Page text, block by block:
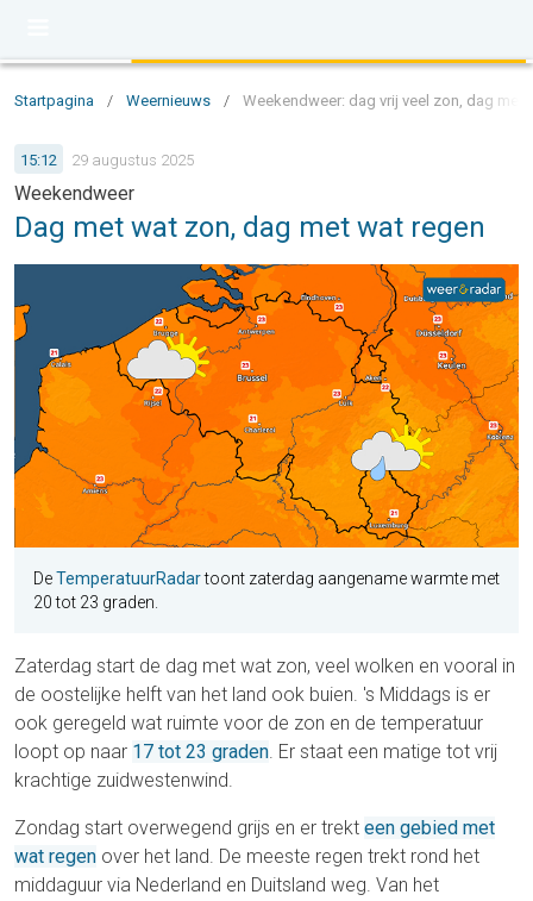
Startpagina / Weernieuws / Weekendweer: dag vrij veel zon, dag met
15:12 29 augustus 2025
Weekendweer
Dag met wat zon, dag met wat regen
DeTemperatuurRadartoont zaterdag aangename warmte met
20 tot 23 graden.
Zaterdag start de dag met wat zon, veel wolken en vooral in
de oostelijke helft van het land ook buien. 's Middags is er
ook geregeld wat ruimte voor de zon en de temperatuur
loopt op naar 17 tot 23 graden. Er staat een matige tot vrij
krachtige zuidwestenwind.
Zondag start overwegend grijs en er trekt een gebied met
wat regen over het land. De meeste regen trekt rond het
middaguur via Nederland en Duitsland weg. Van het